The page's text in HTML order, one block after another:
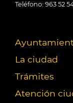
Teléfono: 963 52
La ciudad
Trámites
Atención